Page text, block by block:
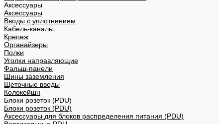
Аксессуары
Аксессуары
Вводы с уплотнением
Кабель-каналы
Крепеж
Органайзеры
Полки
Уголки направляющие
Фальш-панели
Шины заземления
Щеточные вводы
Колокейшн
Блоки розеток (PDU)
Блоки розеток (PDU)
Аксессуары для блоков распределения питания (PDU)